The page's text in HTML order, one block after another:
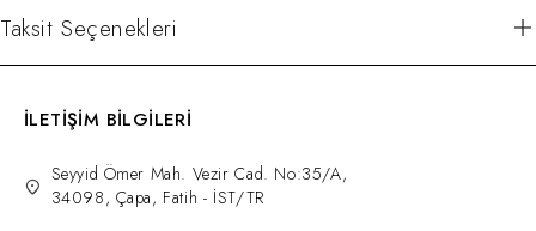
Taksit Seçenekleri
İLETİŞİM BİLGİLERİ
Seyyid Ömer Mah. Vezir Cad. No:35/A,
34098, Çapa, Fatih - İST/TR